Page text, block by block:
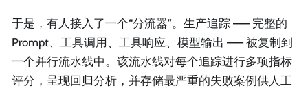
于是，有人接入了一个“分流器”。生产追踪 —— 完整的
Prompt、工具调用、工具响应、模型输出 —— 被复制到
一个并行流水线中。该流水线对每个追踪进行多项指标
评分，呈现回归分析，并存储最严重的失败案例供人工